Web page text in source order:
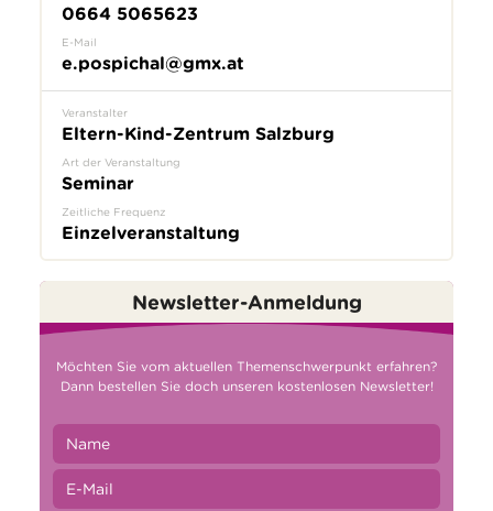
0664 5065623
E-Mail
e.pospichal@gmx.at
Veranstalter
Eltern-Kind-Zentrum Salzburg
Art der Veranstaltung
Seminar
Zeitliche Frequenz
Einzelveranstaltung
Newsletter-Anmeldung
Möchten Sie vom aktuellen Themenschwerpunkt erfahren?
Dann bestellen Sie doch unseren kostenlosen Newsletter!